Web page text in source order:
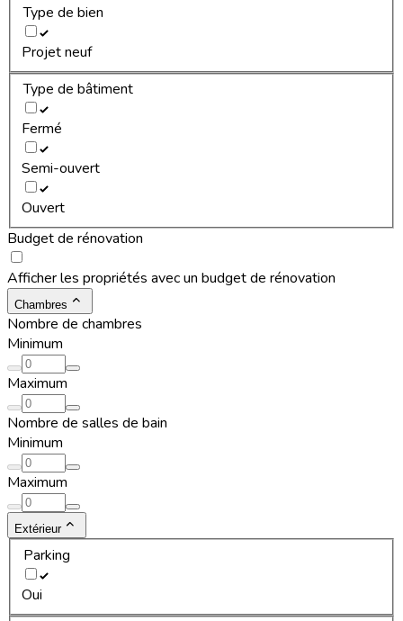
Type de bien
Projet neuf
Type de bâtiment
Fermé
Semi-ouvert
Ouvert
Budget de rénovation
Afficher les propriétés avec un budget de rénovation
Chambres
Nombre de chambres
Minimum
Maximum
Nombre de salles de bain
Minimum
Maximum
Extérieur
Parking
Oui